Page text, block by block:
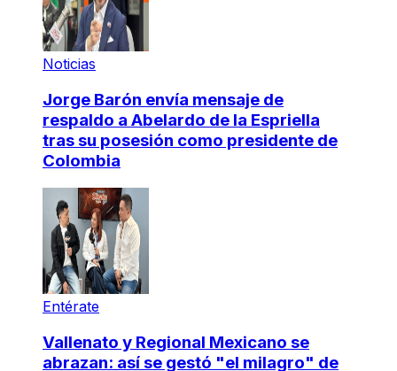
Noticias
Jorge Barón envía mensaje de
respaldo a Abelardo de la Espriella
tras su posesión como presidente de
Colombia
Entérate
Vallenato y Regional Mexicano se
abrazan: así se gestó "el milagro" de